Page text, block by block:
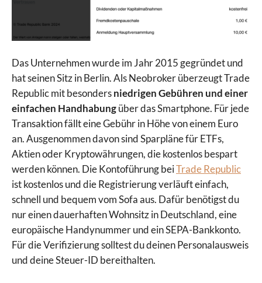
Das Unternehmen wurde im Jahr 2015 gegründet und
hat seinen Sitz in Berlin. Als Neobroker überzeugt Trade
Republic mit besondersniedrigen Gebühren und einer
einfachen Handhabungüber das Smartphone. Für jede
Transaktion fällt eine Gebühr in Höhe von einem Euro
an. Ausgenommen davon sind Sparpläne für ETFs,
Aktien oder Kryptowährungen, die kostenlos bespart
werden können. Die Kontoführung beiTrade Republic
ist kostenlos und die Registrierung verläuft einfach,
schnell und bequem vom Sofa aus. Dafür benötigst du
nur einen dauerhaften Wohnsitz in Deutschland, eine
europäische Handynummer und ein SEPA-Bankkonto.
Für die Verifizierung solltest du deinen Personalausweis
und deine Steuer-ID bereithalten.